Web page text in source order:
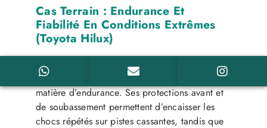
Cas Terrain : Endurance Et
Fiabilité En Conditions Extrêmes
(Toyota Hilux)
Dans des environnements exigeants, le
Toyota
Hilux
s’est imposé comme une référence en
matière d’endurance. Ses protections avant et
de soubassement permettent d’encaisser les
chocs répétés sur pistes cassantes, tandis que